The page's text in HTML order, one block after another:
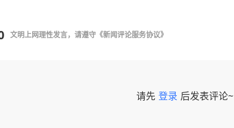
文明上网理性发言，请遵守 《新闻评论服务协议》
请先 登录 后发表评论~